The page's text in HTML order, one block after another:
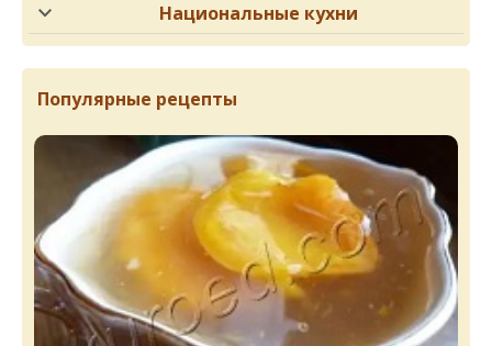
Национальные кухни
Популярные рецепты